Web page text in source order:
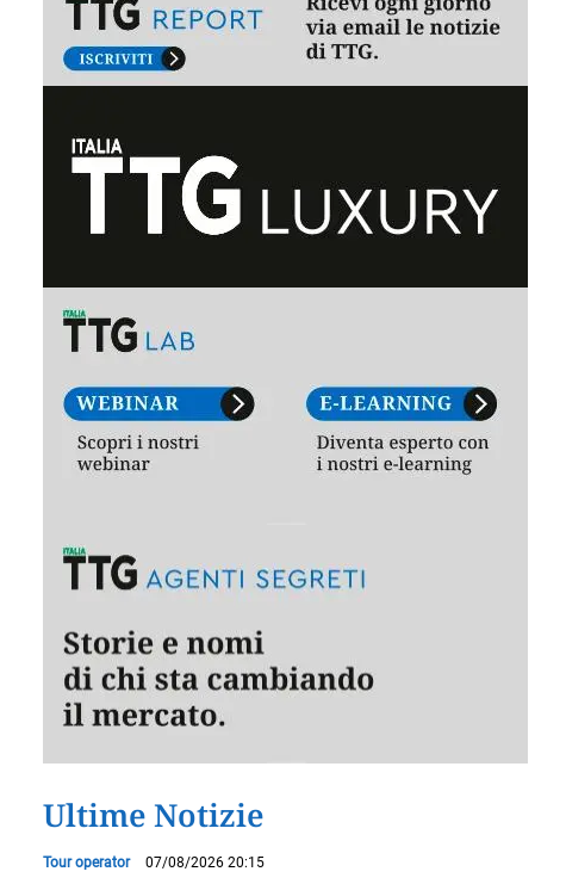
Ultime Notizie
Tour operator 07/08/2026 20:15